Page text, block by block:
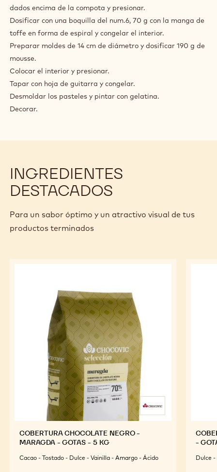
dados encima de la compota y presionar.
Dosificar con una boquilla del num.6, 70 g con la manga de
toffe en forma de espiral y congelar el interior.
Preparar moldes de 14 cm de diámetro y dosificar 190 g de
mousse.
Colocar el interior y presionar.
Tapar con hoja de guitarra y congelar.
Desmoldar los pasteles y pintar con gelatina.
Decorar.
INGREDIENTES
DESTACADOS
Para un sabor óptimo y un atractivo visual de tus
productos terminados
COBERTURA CHOCOLATE NEGRO -
MARAGDA - GOTAS - 5 KG
Cacao - Tostado - Dulce - Vainilla - Amargo - Ácido
-
Dulce -